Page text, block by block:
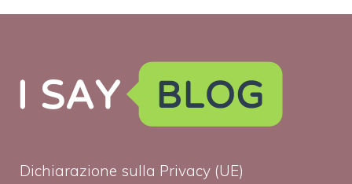
Dichiarazione sulla Privacy (UE)